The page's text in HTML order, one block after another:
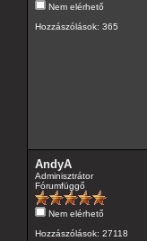
Nem elérhető
Hozzászólások: 365
AndyA
Adminisztrátor
Fórumfüggő
Nem elérhető
Hozzászólások: 27118